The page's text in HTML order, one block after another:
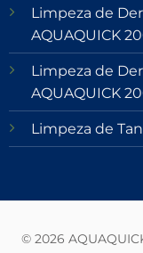
Limpeza de
AQUAQUICK
Limpeza de
AQUAQUICK
Limpeza de
© 2026